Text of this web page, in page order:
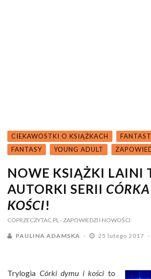
CIEKAWOSTKI O KSIĄŻKACH
FANTASY
YOUNG ADULT
NOWE KSIĄŻKI LAINI
AUTORKI SERII
KOŚCI!
COPRZECZYTAC.PL - ZAPOWIEDZI I NOWOŚCI
PAULINA ADAMSKA 25 lutego 2017
Trylogia Córki dymu i kości to